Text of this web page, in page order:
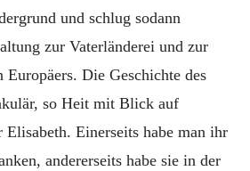
und schlug sodann
zur Vaterländerei und zur
Europäers. Die Geschichte des
so Heit mit Blick auf
Elisabeth. Einerseits habe man ihr
andererseits habe sie in der